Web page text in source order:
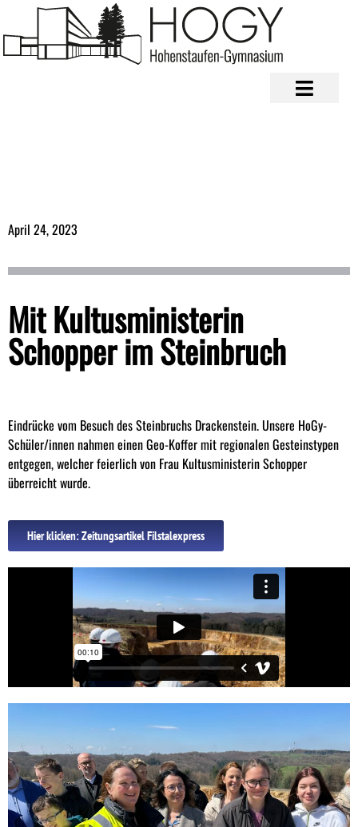
April 24, 2023
Mit Kultusministerin
Schopper im Steinbruch
Eindrücke vom Besuch des Steinbruchs Drackenstein. Unsere HoGy-
Schüler/innen nahmen einen Geo-Koffer mit regionalen Gesteinstypen
entgegen, welcher feierlich von Frau Kultusministerin Schopper
überreicht wurde.
Hier klicken: Zeitungsartikel Filstalexpress